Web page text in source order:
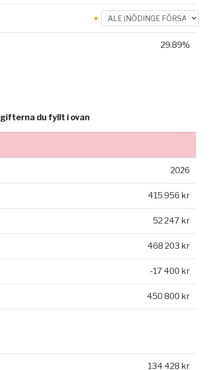
29.89%
du fyllt i ovan
2026
415 956 kr
52 247 kr
468 203 kr
-17 400 kr
450 800 kr
134 428 kr